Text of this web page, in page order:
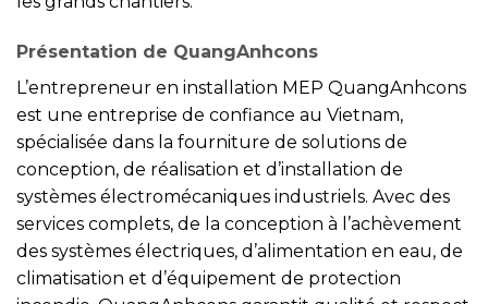
Présentation de QuangAnhcons
L’entrepreneur en installation MEP QuangAnhcons
est une entreprise de confiance au Vietnam,
spécialisée dans la fourniture de solutions de
conception, de réalisation et d’installation de
systèmes électromécaniques industriels. Avec des
services complets, de la conception à l’achèvement
des systèmes électriques, d’alimentation en eau, de
climatisation et d’équipement de protection